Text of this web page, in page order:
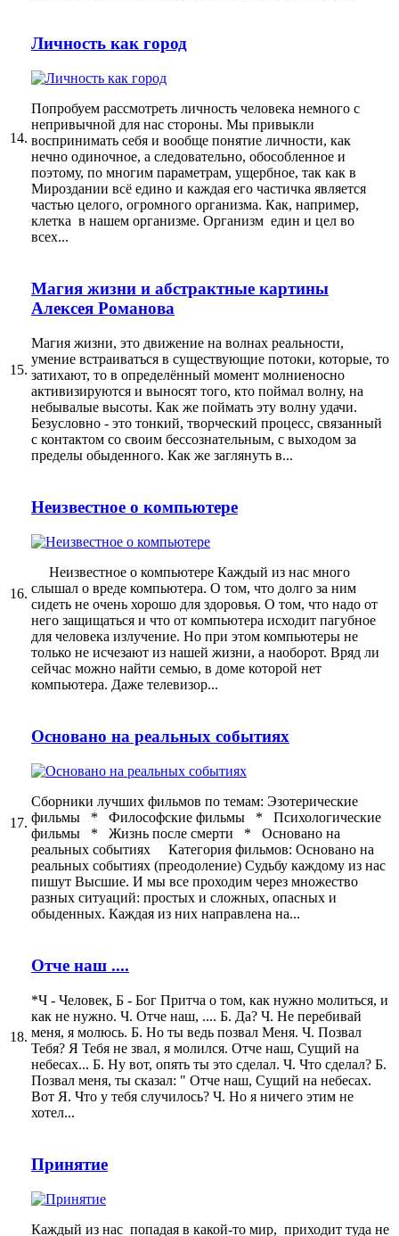
14.
Личность как город
Попробуем рассмотреть личность человека немного с
непривычной для нас стороны. Мы привыкли
воспринимать себя и вообще понятие личности, как
нечно одиночное, а следовательно, обособленное и
поэтому, по многим параметрам, ущербное, так как в
Мироздании всё едино и каждая его частичка является
частью целого, огромного организма. Как, например,
клетка в нашем организме. Организм един и цел во
всех...
15.
Магия жизни и абстрактные картины
Алексея Романова
Магия жизни, это движение на волнах реальности,
умение встраиваться в существующие потоки, которые, то
затихают, то в определённый момент молниеносно
активизируются и выносят того, кто поймал волну, на
небывалые высоты. Как же поймать эту волну удачи.
Безусловно - это тонкий, творческий процесс, связанный
с контактом со своим бессознательным, с выходом за
пределы обыденного. Как же заглянуть в...
16.
Неизвестное о компьютере
Неизвестное о компьютере Каждый из нас много
слышал о вреде компьютера. О том, что долго за ним
сидеть не очень хорошо для здоровья. О том, что надо от
него защищаться и что от компьютера исходит пагубное
для человека излучение. Но при этом компьютеры не
только не исчезают из нашей жизни, а наоборот. Вряд ли
сейчас можно найти семью, в доме которой нет
компьютера. Даже телевизор...
17.
Основано на реальных событиях
Сборники лучших фильмов по темам: Эзотерические
фильмы * Философские фильмы * Психологические
фильмы * Жизнь после смерти * Основано на
реальных событиях Категория фильмов: Основано на
реальных событиях (преодоление) Судьбу каждому из нас
пишут Высшие. И мы все проходим через множество
разных ситуаций: простых и сложных, опасных и
обыденных. Каждая из них направлена на...
18.
Отче наш ....
*Ч - Человек, Б - Бог Притча о том, как нужно молиться, и
как не нужно. Ч. Отче наш, .... Б. Да? Ч. Не перебивай
меня, я молюсь. Б. Но ты ведь позвал Меня. Ч. Позвал
Тебя? Я Тебя не звал, я молился. Отче наш, Сущий на
небесах... Б. Ну вот, опять ты это сделал. Ч. Что сделал? Б.
Позвал меня, ты сказал: " Отче наш, Сущий на небесах.
Вот Я. Что у тебя случилось? Ч. Но я ничего этим не
хотел...
Принятие
Каждый из нас попадая в какой-то мир, приходит туда не